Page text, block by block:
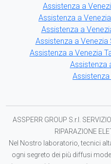
Assistenza a
Assistenza a
Assistenza a
Assistenza a
Assistenza a Venezia
Assistenza
ASSPERR GROUP S.r.l.
RIPARAZIONE
Nel Nostro laboratorio, tecnici
ogni segreto dei più diffusi